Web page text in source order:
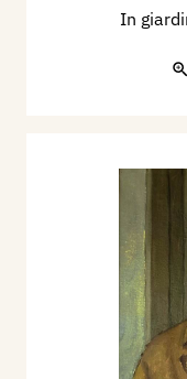
In